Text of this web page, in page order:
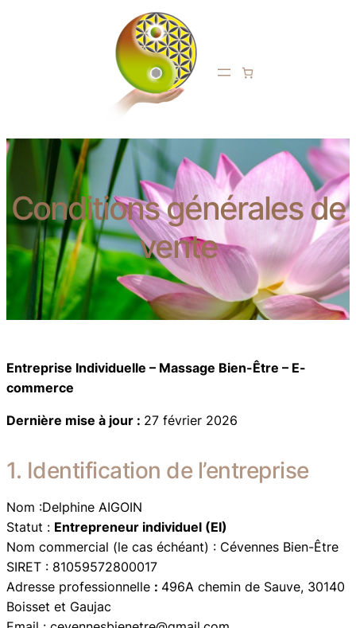
Conditions générales de
vente
Entreprise Individuelle – Massage Bien-Être – E-
commerce
Dernière mise à jour : 27 février 2026
1. Identification de l’entreprise
Nom :Delphine AIGOIN
Statut : Entrepreneur individuel (EI)
Nom commercial (le cas échéant) : Cévennes Bien-Être
SIRET : 81059572800017
Adresse professionnelle : 496A chemin de Sauve, 30140
Boisset et Gaujac